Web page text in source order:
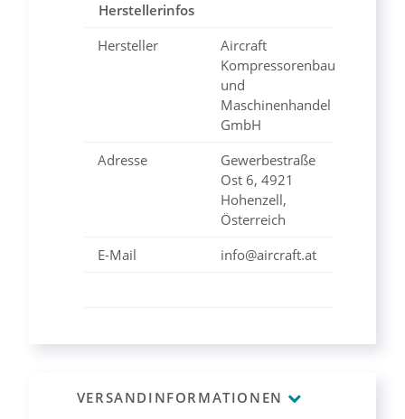
Herstellerinfos
Hersteller
Aircraft
Kompressorenbau
und
Maschinenhandel
GmbH
Adresse
Gewerbestraße
Ost 6, 4921
Hohenzell,
Österreich
E-Mail
info@aircraft.at
VERSANDINFORMATIONEN